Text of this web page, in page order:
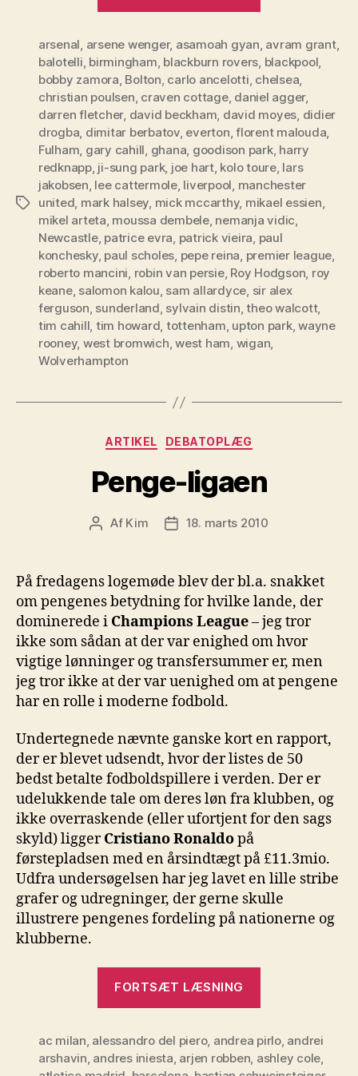
4”
Tags
arsenal, arsene wenger, asamoah gyan, avram grant,
balotelli, birmingham, blackburn rovers, blackpool,
bobby zamora, Bolton, carlo ancelotti, chelsea,
christian poulsen, craven cottage, daniel agger,
darren fletcher, david beckham, david moyes, didier
drogba, dimitar berbatov, everton,florent malouda,
Fulham, gary cahill, ghana, goodison park, harry
redknapp, ji-sung park, joe hart, kolo toure, lars
jakobsen, lee cattermole, liverpool, manchester
united, mark halsey, mick mccarthy, mikael essien,
mikel arteta, moussa dembele, nemanja vidic,
Newcastle, patrice evra, patrick vieira, paul
konchesky, paul scholes, pepe reina, premier league,
roberto mancini, robin van persie, Roy Hodgson, roy
keane, salomon kalou, sam allardyce, sir alex
ferguson, sunderland, sylvain distin,theo walcott,
tim cahill, tim howard, tottenham, upton park,wayne
rooney, west bromwich,west ham, wigan,
Wolverhampton
Kategorier
ARTIKEL DEBATOPLÆG
Penge-ligaen
Indlægsforfatter
Af Kim Indlægsdato
18. marts 2010
På fredagens logemøde blev der bl.a. snakket
om pengenes betydning for hvilke lande, der
dominerede i Champions League– jeg tror
ikke som sådan at der var enighed om hvor
vigtige lønninger og transfersummer er, men
jeg tror ikke at der var uenighed om at pengene
har en rolle i moderne fodbold.
Undertegnede nævnte ganske kort en rapport,
der er blevet udsendt, hvor der listes de 50
bedst betalte fodboldspillere i verden. Der er
udelukkende tale om deres løn fra klubben, og
ikke overraskende (eller ufortjent for den sags
skyld) liggerCristiano Ronaldopå
førstepladsen med en årsindtægt på £11.3mio.
Udfra undersøgelsen har jeg lavet en lille stribe
grafer og udregninger, der gerne skulle
illustrere pengenes fordeling på nationerne og
klubberne.
FORTSÆT LÆSNING
ac milan alessandro del piero, andrea pirlo, andrei
arshavin andres iniesta arjen robben ashley cole